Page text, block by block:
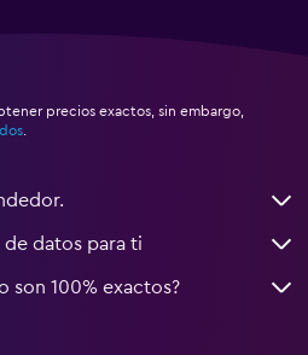
precios exactos, sin embargo,
datos para ti
son 100% exactos?